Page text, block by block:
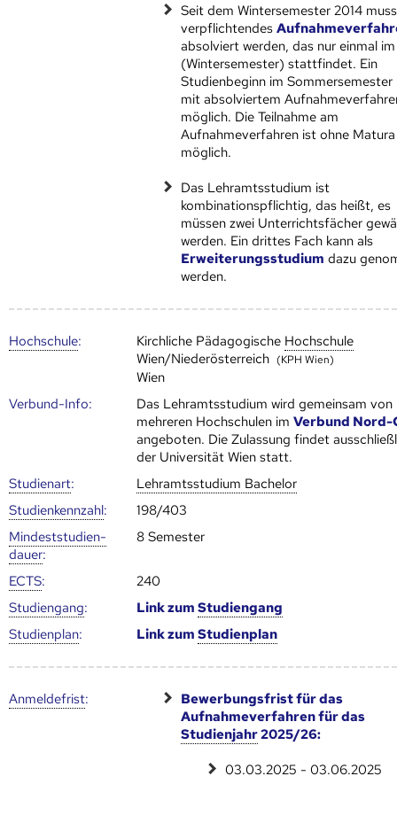
Seit dem Wintersemester 2014
verpflichtendes
absolviert werden, das nur einmal
(Wintersemester) stattfindet. Ein
Studienbeginn im Sommersemester
mit absolviertem
möglich. Die Teilnahme am
Aufnahmeverfahren ist ohne Matura
möglich.
Das Lehramtsstudium ist
kombinationspflichtig, das heißt, es
müssen zwei Unterrichtsfächer
werden. Ein drittes Fach kann als
Erweiterungsstudium dazu
werden.
Hoch­schule: Kirchliche Pädagogische Hoch­schule
Wien/Niederösterreich (KPH Wien)
Wien
Verbund-Info:
Das Lehramtsstudium wird gemeinsam von
mehreren Hoch­schulen imVerbund Nord-
angeboten. Die Zulassung findet
der Universität Wien statt.
Studienart:
Lehramtsstudium Bachelor
Studien­kenn­zahl:
198/403
Mindest­studien­
dauer:
8 Semester
ECTS:
240
Studien­gang: Link zumStudien­gang
Studien­plan: Link zumStudien­plan
Anmelde­frist:
Bewerbungsfrist für das
Aufnahmeverfahren für das
Studienjahr2025/26:
03.03.2025 - 03.06.2025